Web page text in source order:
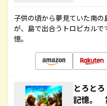
子供の頃から夢見ていた南
が、島で出合うトロピカル
憶。
とろと
記憶。